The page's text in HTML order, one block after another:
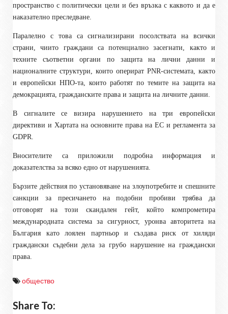
пространство с политически цели и без връзка с каквото и да е
наказателно преследване.
Паралелно с това са сигнализирани посолствата на всички
страни, чиито граждани са потенциално засегнати, както и
техните съответни органи по защита на лични данни и
националните структури, които оперират PNR-системата, както
и европейски НПО-та, които работят по темите на защита на
демокрацията, гражданските права и защита на личните данни.
В сигналите се визира нарушението на три европейски
директиви и Хартата на основните права на ЕС и регламента за
GDPR.
Вносителите са приложили подробна информация и
доказателства за всяко едно от нарушенията.
Бързите действия по установяване на злоупотребите и спешните
санкции за пресичането на подобни пробиви трябва да
отговорят на този скандален гейт, който компрометира
международната система за сигурност, уронва авторитета на
България като лоялен партньор и създава риск от хиляди
граждански съдебни дела за грубо нарушение на граждански
права.
общество
Share To: